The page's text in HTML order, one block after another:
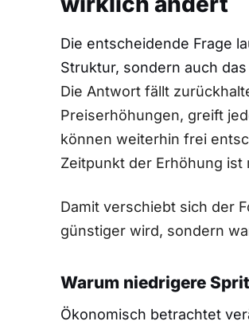
Die entscheidende Frage
Struktur, sondern auch
Die Antwort fällt
Preiserhöhungen, greift
können weiterhin frei
Zeitpunkt der Erhöhung ist
Damit verschiebt sich der
günstiger wird, sondern
Warum niedrigere
Ökonomisch betrachtet